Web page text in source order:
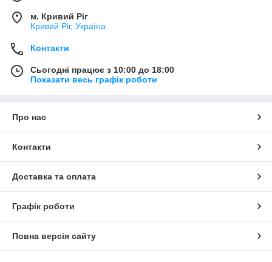
м. Кривий Ріг
Кривий Ріг, Україна
Контакти
Сьогодні працює з 10:00 до 18:00
Показати весь графік роботи
Про нас
Контакти
Доставка та оплата
Графік роботи
Повна версія сайту